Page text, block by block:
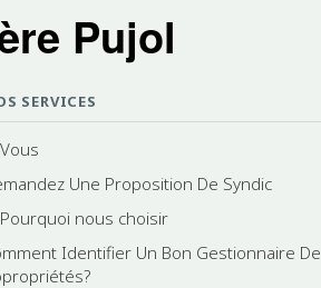
Pujol
SERVICES
Une Proposition De Syndic
nous choisir
Identifier Un Bon Gestionnaire De